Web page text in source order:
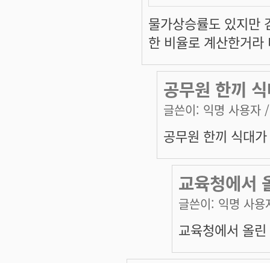
물가상승률도 있지만
한 비율로 계산한거
공무원 한끼
글쓴이: 익명 사용자
공무원 한끼 식대
교육청에서
글쓴이: 익명 사용
교육청에서 올